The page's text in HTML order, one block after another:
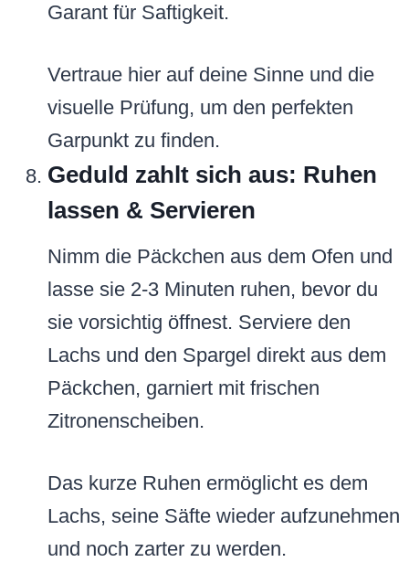
Garant für Saftigkeit.
Vertraue hier auf deine Sinne und die
visuelle Prüfung, um den perfekten
Garpunkt zu finden.
Geduld zahlt sich aus: Ruhen
lassen & Servieren
Nimm die Päckchen aus dem Ofen und
lasse sie 2-3 Minuten ruhen, bevor du
sie vorsichtig öffnest. Serviere den
Lachs und den Spargel direkt aus dem
Päckchen, garniert mit frischen
Zitronenscheiben.
Das kurze Ruhen ermöglicht es dem
Lachs, seine Säfte wieder aufzunehmen
und noch zarter zu werden.